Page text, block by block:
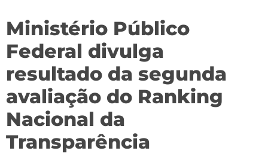
Ministério Público
Federal divulga
resultado da segunda
avaliação do Ranking
Nacional da
Transparência